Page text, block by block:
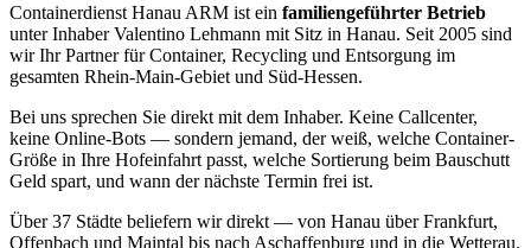
Containerdienst Hanau ARM ist ein familiengeführter Betrieb
unter Inhaber Valentino Lehmann mit Sitz in Hanau. Seit 2005 sind
wir Ihr Partner für Container, Recycling und Entsorgung im
gesamten Rhein-Main-Gebiet und Süd-Hessen.
Bei uns sprechen Sie direkt mit dem Inhaber. Keine Callcenter,
keine Online-Bots — sondern jemand, der weiß, welche Container-
Größe in Ihre Hofeinfahrt passt, welche Sortierung beim Bauschutt
Geld spart, und wann der nächste Termin frei ist.
Über 37 Städte beliefern wir direkt — von Hanau über Frankfurt,
Offenbach und Maintal bis nach Aschaffenburg und in die Wetterau.